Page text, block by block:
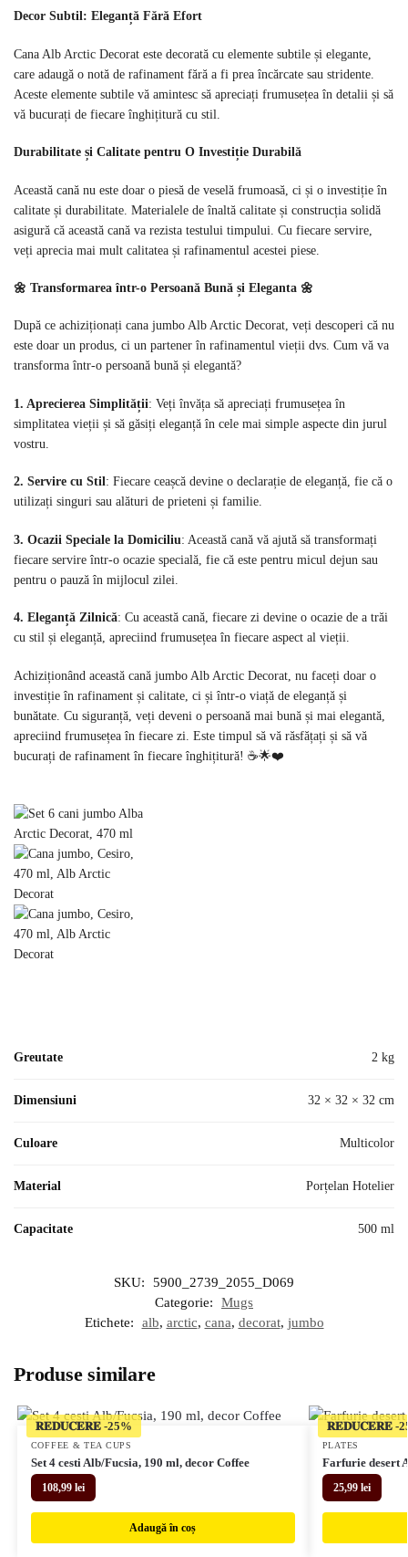
Decor Subtil: Eleganță Fără Efort
Cana Alb Arctic Decorat este decorată cu elemente subtile și elegante,
care adaugă o notă de rafinament fără a fi prea încărcate sau stridente.
Aceste elemente subtile vă amintesc să apreciați frumusețea în detalii și să
vă bucurați de fiecare înghițitură cu stil.
Durabilitate și Calitate pentru O Investiție Durabilă
Această cană nu este doar o piesă de veselă frumoasă, ci și o investiție în
calitate și durabilitate. Materialele de înaltă calitate și construcția solidă
asigură că această cană va rezista testului timpului. Cu fiecare servire,
veți aprecia mai mult calitatea și rafinamentul acestei piese.
🌼 Transformarea într-o Persoană Bună și Eleganta 🌼
După ce achiziționați cana jumbo Alb Arctic Decorat, veți descoperi că nu
este doar un produs, ci un partener în rafinamentul vieții dvs. Cum vă va
transforma într-o persoană bună și elegantă?
1. Aprecierea Simplității: Veți învăța să apreciați frumusețea în
simplitatea vieții și să găsiți eleganță în cele mai simple aspecte din jurul
vostru.
2. Servire cu Stil: Fiecare ceașcă devine o declarație de eleganță, fie că o
utilizați singuri sau alături de prieteni și familie.
3. Ocazii Speciale la Domiciliu: Această cană vă ajută să transformați
fiecare servire într-o ocazie specială, fie că este pentru micul dejun sau
pentru o pauză în mijlocul zilei.
4. Eleganță Zilnică: Cu această cană, fiecare zi devine o ocazie de a trăi
cu stil și eleganță, apreciind frumusețea în fiecare aspect al vieții.
Achiziționând această cană jumbo Alb Arctic Decorat, nu faceți doar o
investiție în rafinament și calitate, ci și într-o viață de eleganță și
bunătate. Cu siguranță, veți deveni o persoană mai bună și mai elegantă,
apreciind frumusețea în fiecare zi. Este timpul să vă răsfățați și să vă
bucurați de rafinament în fiecare înghițitură! ☕🌟❤️
Greutate 2 kg
Dimensiuni 32 × 32 × 32 cm
Culoare Multicolor
Material Porțelan Hotelier
Capacitate 500 ml
SKU:
5900_2739_2055_D069
Categorie:
Mugs
Etichete:
alb, arctic, cana, decorat, jumbo
Produse similare
𝐑𝐄𝐃𝐔𝐂𝐄𝐑𝐄
COFFEE & TEA CUPS
Set 4 cesti Alb/Fucsia, 190 ml, decor Coffee
108,99 lei
Adaugă în coș
𝐑𝐄𝐃𝐔𝐂𝐄𝐑𝐄
PLATES
Farfurie desert
25,99 lei